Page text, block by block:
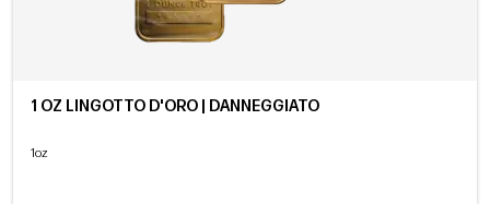
1 OZ LINGOTTO D'ORO | DANNEGGIATO
1oz